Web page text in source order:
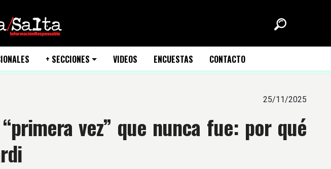
+ SECCIONES VIDEOS ENCUESTAS CONTACTO
25/11/2025
vez” que nunca fue: por qué